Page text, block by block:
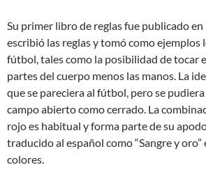
Su primer libro de reglas fue publicado
escribió las reglas y tomó como ejemplos
fútbol, tales como la posibilidad de tocar
partes del cuerpo menos las manos. La
que se pareciera al fútbol, pero se
campo abierto como cerrado. La
rojo es habitual y forma parte de su apodo
traducido al español como “Sangre y oro”
colores.